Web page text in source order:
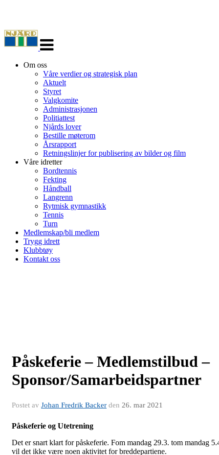
navigasjon
Om oss
Våre verdier og strategisk plan
Aktuelt
Styret
Valgkomite
Administrasjonen
Politiattest
Njårds lover
Bestille møterom
Årsrapport
Retningslinjer for publisering av bilder og film
Våre idretter
Bordtennis
Fekting
Håndball
Langrenn
Rytmisk gymnastikk
Tennis
Turn
Medlemskap/bli medlem
Trygg idrett
Klubbtøy
Kontakt oss
Påskeferie – Medlemstilbud –
Sponsor/Samarbeidspartner
Postet av Johan Fredrik Backer den 26. mar 2021
Påskeferie og Utetrening
Det er snart klart for påskeferie. Fom mandag 29.3. tom mandag
vil det ikke være noen aktivitet for breddepartiene.